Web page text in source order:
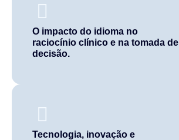
O impacto do idioma no
raciocínio clínico e na tomada de
decisão.
Tecnologia, inovação e